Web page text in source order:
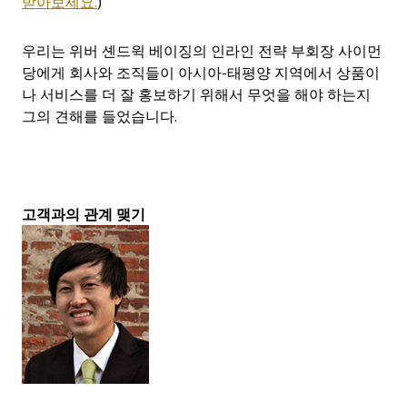
우리는 위버 셴드윅 베이징의 인라인 전략 부회장 사이먼
당에게 회사와 조직들이 아시아-태평양 지역에서 상품이
나 서비스를 더 잘 홍보하기 위해서 무엇을 해야 하는지
그의 견해를 들었습니다.
고객과의 관계 맺기